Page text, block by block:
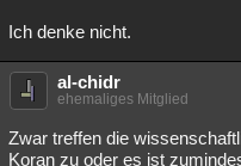
Ich denke nicht.
al-chidr
ehemaliges Mitglied
Zwar treffen die
Koran zu oder es ist